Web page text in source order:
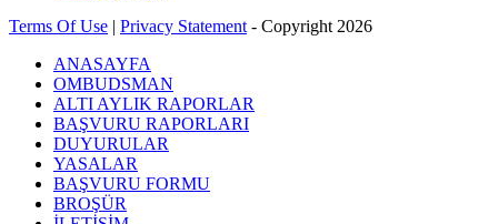
Terms Of Use | Privacy Statement - Copyright 2026
ANASAYFA
OMBUDSMAN
ALTI AYLIK RAPORLAR
BAŞVURU RAPORLARI
DUYURULAR
YASALAR
BAŞVURU FORMU
BROŞÜR